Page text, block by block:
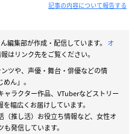
記事の内容について報告する
編集部が作成・配信しています。 オ
はリンク先をご覧ください。
ツや、声優・舞台・俳優などの情
ん」。
ラクター作品、VTuberなどストリー
幅広くお届けしています。
推し活）お役立ち情報など、女性オ
発信しています。